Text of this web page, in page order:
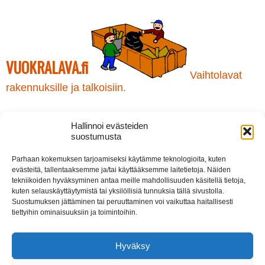
Hallinnoi evästeiden
suostumusta
Parhaan kokemuksen tarjoamiseksi käytämme teknologioita, kuten
evästeitä, tallentaaksemme ja/tai käyttääksemme laitetietoja. Näiden
tekniikoiden hyväksyminen antaa meille mahdollisuuden käsitellä tietoja,
kuten selauskäyttäytymistä tai yksilöllisiä tunnuksia tällä sivustolla.
Suostumuksen jättäminen tai peruuttaminen voi vaikuttaa haitallisesti
tiettyihin ominaisuuksiin ja toimintoihin.
Hyväksy
valinnat
tuotteen
sivulla.
VUOKRALAVA.fi
Vaihtolavat
rakennuksille ja talkoisiin.
Kuormaajantie 23
40320 JYVÄSKYLÄ
puh. *0207 438 320
rikamat@maansiirtorikamat.fi
* Puhelun hinta 020-alkuisiin numeroihin:
lankapuhelinliittymästä 8,35 snt/puhelu + 7,02 snt/min. (alv 24%),
matkapuhelinliittymästä 8,35 snt/puhelu + 17,17 snt/min (alv 24%):